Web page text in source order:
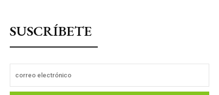
SUSCRÍBETE